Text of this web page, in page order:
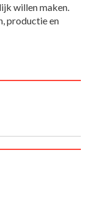
willen maken.
productie en